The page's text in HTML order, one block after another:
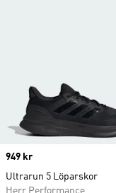
Price
949 kr
Ultrarun 5 Löparskor
Herr Performance